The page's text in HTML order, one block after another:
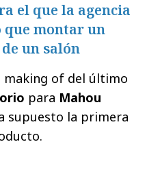
el que la agencia
montar un
un salón
making of del último
para Mahou
supuesto la primera